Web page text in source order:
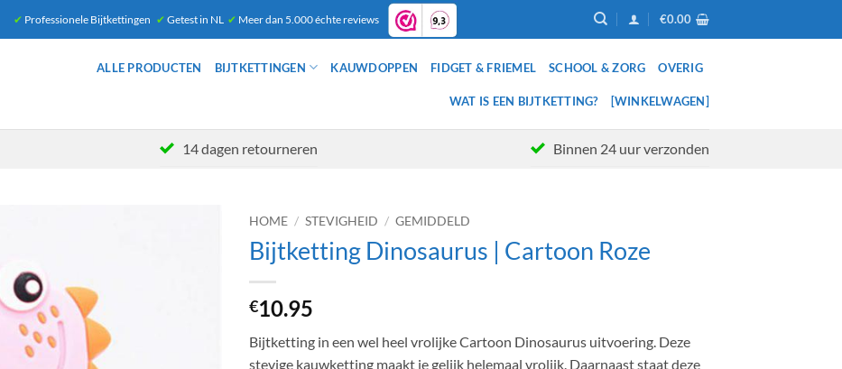
✔ Professionele Bijtkettingen ✔ Getest in NL ✔ Meer dan 5.000 échte reviews €0.00
ALLE PRODUCTEN BIJTKETTINGEN KAUWDOPPEN FIDGET & FRIEMEL SCHOOL & ZORG OVERIG
WAT IS EEN BIJTKETTING? [WINKELWAGEN]
14 dagen retourneren Binnen 24 uur verzonden
HOME / STEVIGHEID / GEMIDDELD
Bijtketting Dinosaurus | Cartoon Roze
€10.95
Bijtketting in een wel heel vrolijke Cartoon Dinosaurus uitvoering. Deze
stevige kauwketting maakt je gelijk helemaal vrolijk. Daarnaast staat deze